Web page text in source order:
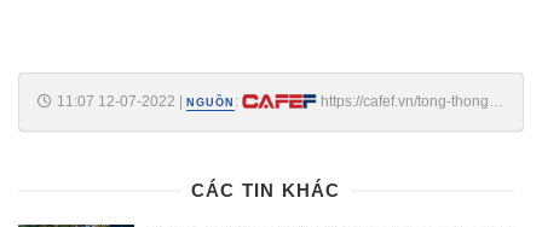
11:07 12-07-2022 | NGUỒN :
https://cafef.vn/tong-thong-
CÁC TIN KHÁC